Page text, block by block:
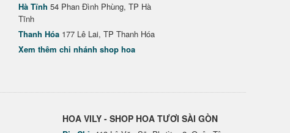
Hà Tĩnh 54 Phan Đình Phùng, TP Hà
Tĩnh
Thanh Hóa 177 Lê Lai, TP Thanh Hóa
Xem thêm chi nhánh shop hoa
HOA VILY - SHOP HOA TƯƠI SÀI GÒN